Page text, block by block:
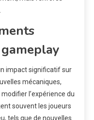
impact significatif sur
mécaniques,
l’expérience du
souvent les joueurs
tels que de nouvelles